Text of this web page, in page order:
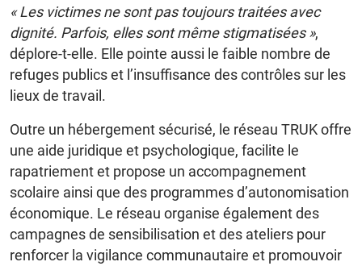
« Les victimes ne sont pas toujours traitées avec
dignité. Parfois, elles sont même stigmatisées »,
déplore-t-elle. Elle pointe aussi le faible nombre de
refuges publics et l’insuffisance des contrôles sur les
lieux de travail.
Outre un hébergement sécurisé, le réseau TRUK offre
une aide juridique et psychologique, facilite le
rapatriement et propose un accompagnement
scolaire ainsi que des programmes d’autonomisation
économique. Le réseau organise également des
campagnes de sensibilisation et des ateliers pour
renforcer la vigilance communautaire et promouvoir